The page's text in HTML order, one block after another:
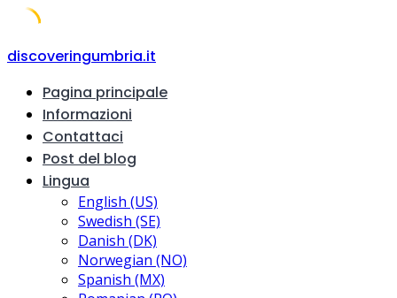
Skip
content
discoveringumbria.it
Pagina principale
Informazioni
Contattaci
Post del blog
Lingua
English (US)
Swedish (SE)
Danish (DK)
Norwegian (NO)
Spanish (MX)